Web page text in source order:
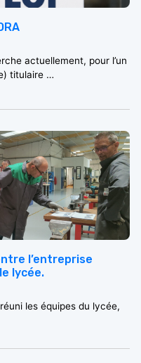
actuellement, pour l’un
titulaire …
l’entreprise
lycée.
les équipes du lycée,